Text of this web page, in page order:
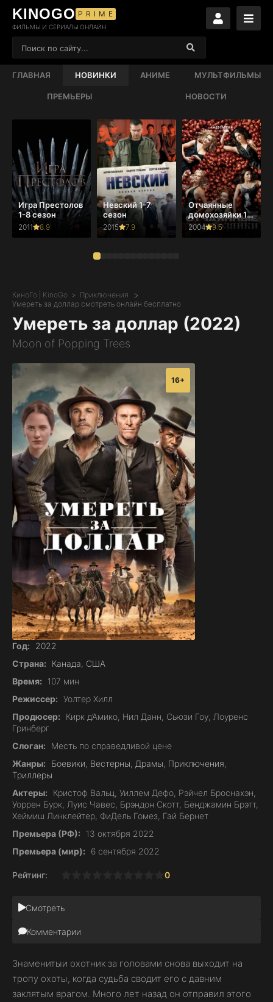
KINOGO PRIME
ФИЛЬМЫ И СЕРИАЛЫ ОНЛАЙН
ГЛАВНАЯ НОВИНКИ АНИМЕ МУЛЬТФИЛЬМЫ
ПРЕМЬЕРЫ НОВОСТИ
Игра Престолов
1-8 сезон
2011 8.9
Невский 1-7
сезон
2015 7.9
Отчаянные
домохозяйки 1-
8 сезон
2004 9.5
КиноГо | KinoGo
Приключения
Умереть за доллар смотреть онлайн бесплатно
Умереть за доллар (2022)
Moon of Popping Trees
16+
Год:
2022
Страна:
Канада, США
Время:
107 мин
Режиссер: Уолтер Хилл
Продюсер:
Кирк д’Амико, Нил Данн, Сьюзи Гоу, Лоуренс
Гринберг
Слоган:
Месть по справедливой цене
Жанры:
Боевики, Вестерны, Драмы, Приключения,
Триллеры
Актеры:
Кристоф Вальц, Уиллем Дефо, Рэйчел Броснахэн,
Уоррен Бурк, Луис Чавес, Брэндон Скотт, Бенджамин Брэтт,
Хеймиш Линклейтер, ФиДель Гомез, Гай Бернет
Премьера (РФ):
13 октября 2022
Премьера (мир):
6 сентября 2022
Рейтинг:
2 3 4 5 0
Смотреть
Комментарии
Знаменитыи охотник за головами снова выходит на
тропу охоты, когда судьба сводит его с давним
заклятым врагом. Много лет назад он отправил этого